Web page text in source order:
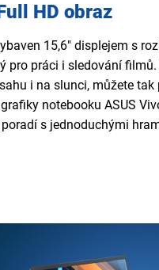
HD obraz
15,6" displejem s
pro práci i sledování filmů.
i na slunci, můžete
notebooku ASUS
poradí s jednoduchými